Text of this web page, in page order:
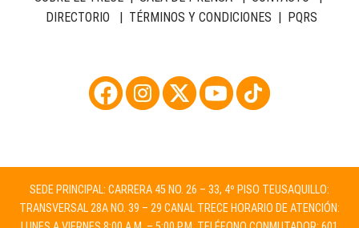
DIRECTORIO | TÉRMINOS Y CONDICIONES | PQRS
SEDE PRINCIPAL: CARRERA 45 NO. 26 – 33, 4º PISO TEUSAQUILLO:
TRANSVERSAL 28A NO. 39 – 29 CANAL TRECE HORARIO DE ATENCIÓN: